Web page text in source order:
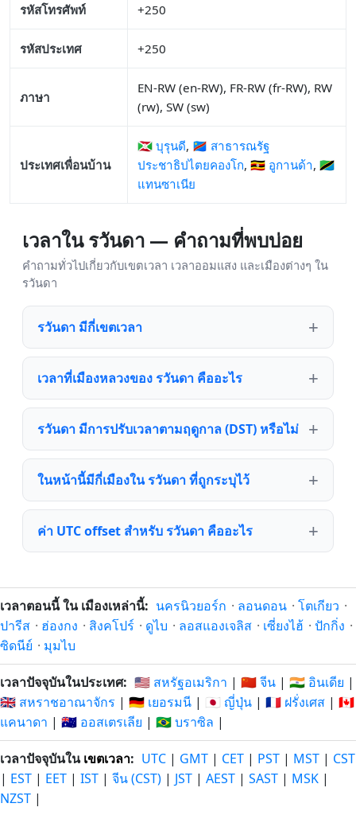
รหัสโทรศัพท์ +250
รหัสประเทศ +250
ภาษา
EN-RW (en-RW), FR-RW (fr-RW), RW
(rw), SW (sw)
ประเทศเพื่อนบ้าน
🇧🇮 บุรุนดี, 🇨🇩 สาธารณรัฐ
ประชาธิปไตยคองโก, 🇺🇬 อูกานด้า, 🇹🇿
แทนซาเนีย
เวลาใน รวันดา — คำถามที่พบบ่อย
คำถามทั่วไปเกี่ยวกับเขตเวลา เวลาออมแสง และเมืองต่างๆ ใน
รวันดา
รวันดา มีกี่เขตเวลา
เวลาที่เมืองหลวงของ รวันดา คืออะไร
รวันดา มีการปรับเวลาตามฤดูกาล (DST) หรือไม่
ในหน้านี้มีกี่เมืองใน รวันดา ที่ถูกระบุไว้
ค่า UTC offset สำหรับ รวันดา คืออะไร
เวลาตอนนี้ ใน เมืองเหล่านี้: นครนิวยอร์ก · ลอนดอน · โตเกียว ·
ปารีส · ฮ่องกง · สิงคโปร์ · ดูไบ · ลอสแองเจลิส · เซี่ยงไฮ้ · ปักกิ่ง ·
ซิดนีย์ · มุมไบ
เวลาปัจจุบันในประเทศ: 🇺🇸 สหรัฐอเมริกา | 🇨🇳 จีน | 🇮🇳 อินเดีย |
🇬🇧 สหราชอาณาจักร | 🇩🇪 เยอรมนี | 🇯🇵 ญี่ปุ่น | 🇫🇷 ฝรั่งเศส | 🇨🇦
แคนาดา | 🇦🇺 ออสเตรเลีย | 🇧🇷 บราซิล |
เวลาปัจจุบันในเขตเวลา: UTC | GMT | CET | PST | MST | CST
| EST | EET | IST | จีน (CST) | JST | AEST | SAST | MSK |
NZST |